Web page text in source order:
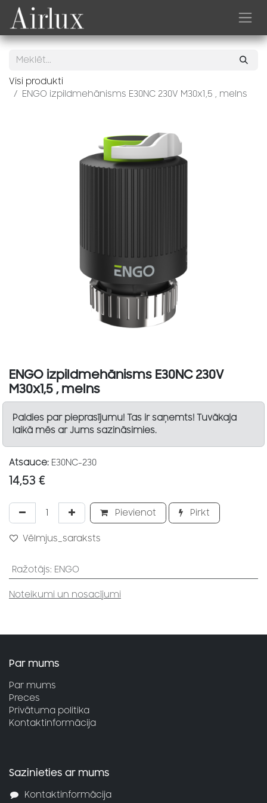
Skip to Content
Visi produkti
ENGO izpildmehānisms E30NC 230V M30x1,5 , melns
ENGO izpildmehānisms E30NC 230V
M30x1,5 , melns
Paldies par pieprasījumu! Tas ir saņemts! Tuvākaja
laikā mēs ar Jums sazināsimies.
Atsauce: E30NC-230
14,53 €
Pievienot Pirkt
Vēlmjus_saraksts
Ražotājs: ENGO
Noteikumi un nosacījumi
Par mums
Par mums
Preces
Privātuma politika
Kontaktinformācija
Sazinieties ar mums
Kontaktinformācija